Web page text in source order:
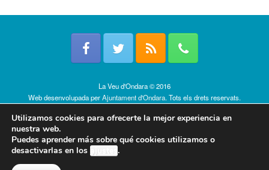
La Veu d'Ondara © 2016
Web desenvolupada perAjuntament d'Ondara. Tots els drets reservats.
Utilizamos cookies para ofrecerte la mejor experiencia en
nuestra web.
Puedes aprender más sobre qué cookies utilizamos o
desactivarlas en los ajustes.